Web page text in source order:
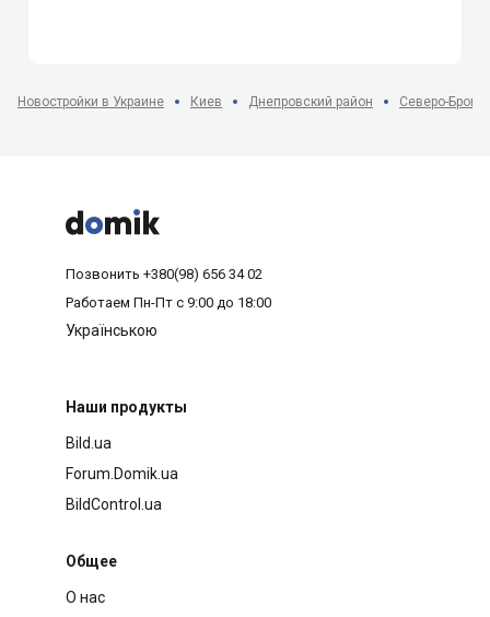
Новостройки в Украине Киев Днепровский район Северо-



Позвонить +380(98) 656 34 02
Работаем Пн-Пт с 9:00 до 18:00
Українською
Наши продукты
Bild.ua
Forum.Domik.ua
BildControl.ua
Общее
О нас